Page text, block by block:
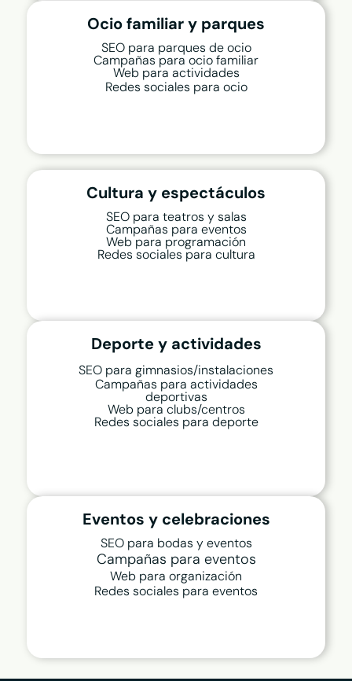
Ocio familiar y parques
SEO para parques de ocio
Campañas para ocio familiar
Web para actividades
Redes sociales para ocio
Cultura y espectáculos
SEO para teatros y salas
Campañas para eventos
Web para programación
Redes sociales para cultura
Deporte y actividades
SEO para gimnasios/instalaciones
Campañas para actividades
deportivas
Web para clubs/centros
Redes sociales para deporte
Eventos y celebraciones
SEO para bodas y eventos
Campañas para eventos
Web para organización
Redes sociales para eventos